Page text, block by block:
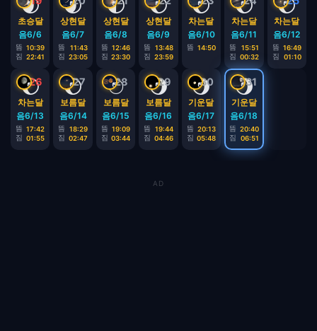
🌒
초승달
음6/6
뜸 10:39
짐 22:41
🌒
상현달
음6/7
뜸
11:43
짐 23:05
🌓
상현달
음6/8
뜸 12:46
짐 23:30
🌔
상현달
음6/9
뜸
13:48
짐 23:59
🌔
차는달
음6/10
뜸 14:50
🌔
차는달
음6/11
뜸
15:51
짐 00:32
🌔
차는달
음6/12
뜸 16:49
짐
01:10
26
🌔
차는달
음6/13
뜸 17:42
짐 01:55
27
🌔
보름달
음6/14
뜸
18:29
짐 02:47
28
🌕
보름달
음6/15
뜸 19:09
짐 03:44
29
🌖
보름달
음6/16
뜸
19:44
짐 04:46
30
🌖
기운달
음6/17
뜸 20:13
짐 05:48
31
🌖
기운달
음6/18
뜸 20:40
짐
06:51
AD